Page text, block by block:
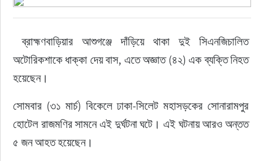
খেলাধুলা
রাজনীতি
নির্বাচন
আলোচিত সংবাদ
ই-পেপার
ব্রাহ্মণবাড়িয়ার আশুগঞ্জে দাঁড়িয়ে থাকা দুই সিএনজিচালিত
অটোরিকশাকে ধাক্কা দেয় বাস, এতে অজ্ঞাত (৪২) এক ব্যক্তি নিহত
হয়েছেন।
সোমবার (৩১ মার্চ) বিকেলে ঢাকা-সিলেট মহাসড়কের সোনারামপুর
হোটেল রাজমণির সামনে এই দুর্ঘটনা ঘটে। এই ঘটনায় আরও অন্তত
৫ জন আহত হয়েছেন।